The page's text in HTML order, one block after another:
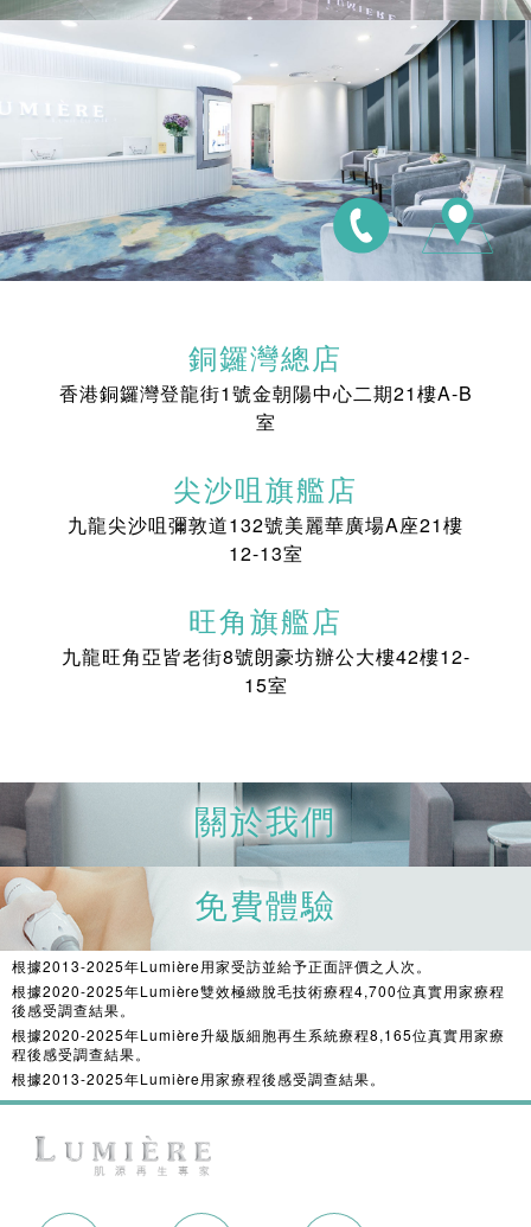
銅鑼灣總店
香港銅鑼灣登龍街1號金朝陽中心二期21樓A-B
室
尖沙咀旗艦店
九龍尖沙咀彌敦道132號美麗華廣場A座21樓
12-13室
旺角旗艦店
九龍旺角亞皆老街8號朗豪坊辦公大樓42樓12-
15室
關於我們
免費體驗
根據2013-2025年Lumière用家受訪並給予正面評價之人次。
根據2020-2025年Lumière雙效極緻脫毛技術療程4,700位真實用家療程
後感受調查結果。
根據2020-2025年Lumière升級版細胞再生系統療程8,165位真實用家療
程後感受調查結果。
根據2013-2025年Lumière用家療程後感受調查結果。